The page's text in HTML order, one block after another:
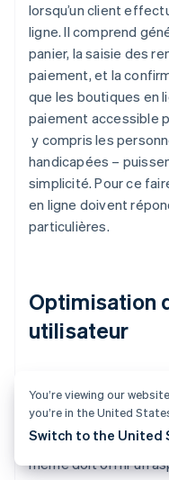
lorsqu’un client
ligne. Il comprend
panier, la saisie des
paiement, et la
que les boutiques en
paiement accessible
y compris les
handicapées –
simplicité. Pour ce
en ligne doivent
particulières.
Optimisation
utilisateur
manière intuitive afin
facilement parcourir
processus de
même doit offrir un
You’re viewing our
you’re in the United
Switch to the United